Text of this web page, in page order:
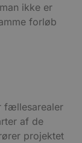
ikke er
forløb
fællesarealer
af de
projektet